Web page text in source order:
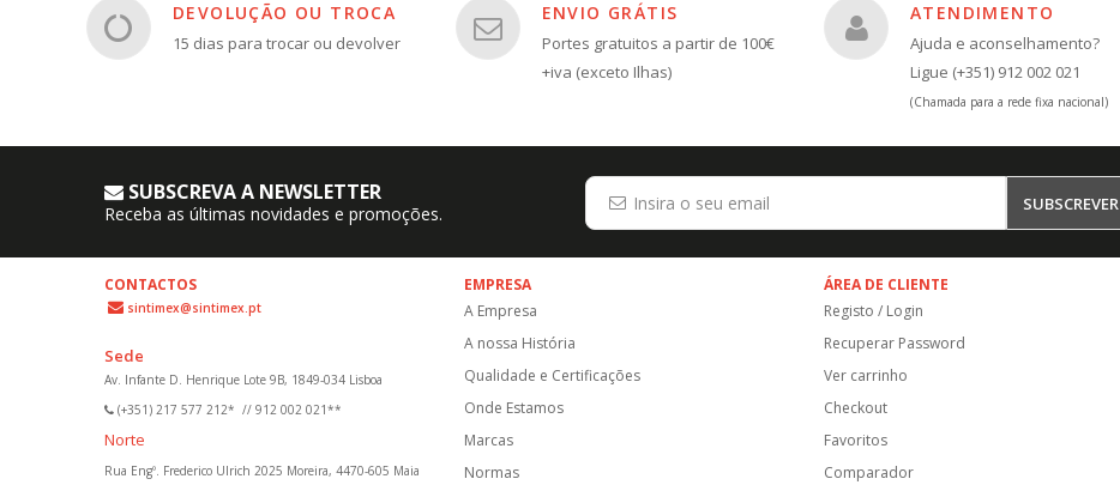
DEVOLUÇÃO OU TROCA
15 dias para trocar ou devolver
ENVIO GRÁTIS
Portes gratuitos a partir de 100€
+iva (exceto Ilhas)
ATENDIMENTO
Ajuda e aconselhamento?
Ligue (+351) 912 002 021
(Chamada para a rede fixa nacional)
SUBSCREVA A NEWSLETTER
Receba as últimas novidades e promoções. SUBSCREVER
CONTACTOS
sintimex@sintimex.pt
Sede
Av. Infante D. Henrique Lote 9B, 1849-034 Lisboa
(+351) 217 577 212* // 912 002 021**
Norte
Rua Engº. Frederico Ulrich 2025 Moreira, 4470-605 Maia
EMPRESA
A Empresa
A nossa História
Qualidade e Certificações
Onde Estamos
Marcas
Normas
ÁREA DE CLIENTE
Registo / Login
Recuperar Password
Ver carrinho
Checkout
Favoritos
Comparador